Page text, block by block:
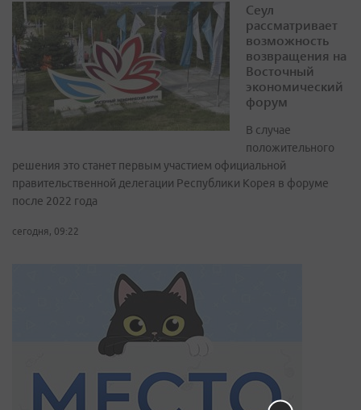
Сеул
рассматривает
возможность
возвращения на
Восточный
экономический
форум
В случае
положительного
решения это станет первым участием официальной
правительственной делегации Республики Корея в форуме
после 2022 года
сегодня, 09:22